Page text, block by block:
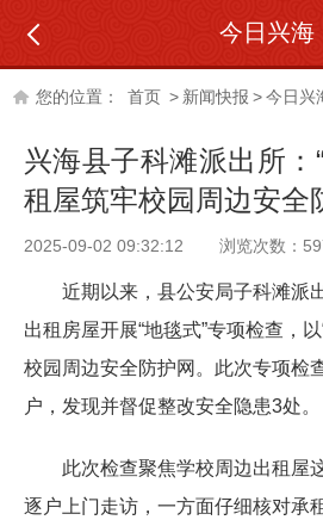
今日兴海
您的位置： 首页 > 新闻快报 >今日兴
兴海县子科滩派出所：
租屋筑牢校园周边安全
2025-09-02 09:32:12 浏览次数：
近期以来，县公安局子科滩派
出租房屋开展“地毯式”专项检查，
校园周边安全防护网。此次专项检
户，发现并督促整改安全隐患3处。
此次检查聚焦学校周边出租屋
逐户上门走访，一方面仔细核对承